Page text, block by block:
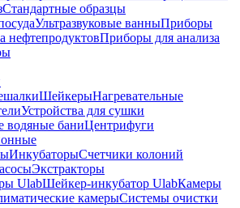
Стандартные образцы
Ультразвуковые ванныПриборы
нефтепродуктовПриборы для анализа
ШейкерыНагревательные
Устройства для сушки
водяные баниЦентрифуги
ИнкубаторыСчетчики колоний
Экстракторы
UlabШейкер-инкубатор UlabКамеры
камерыСистемы очистки